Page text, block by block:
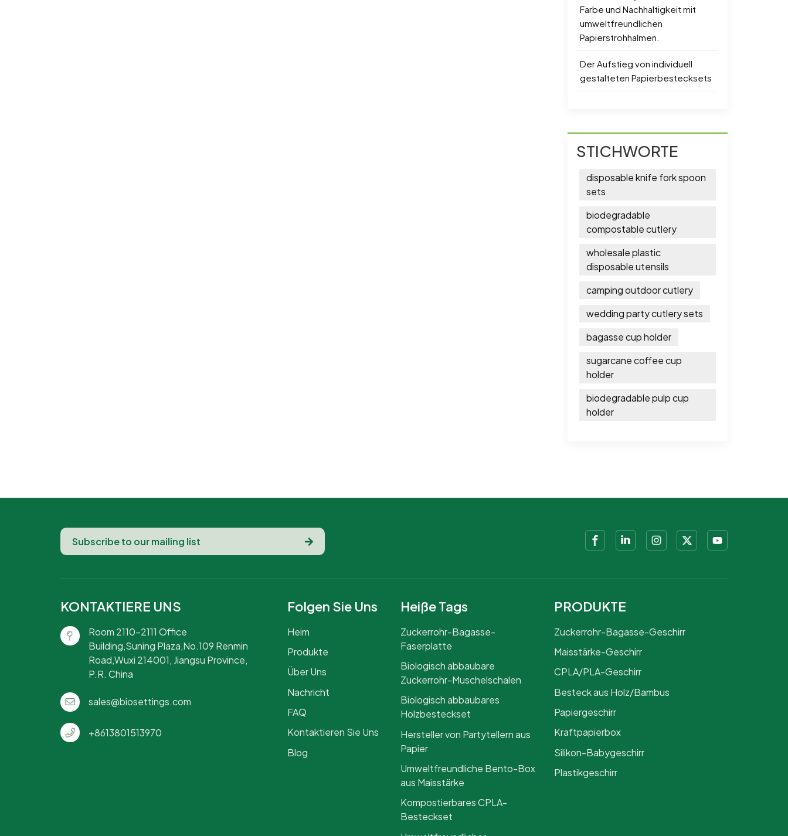
Farbe und Nachhaltigkeit mit
umweltfreundlichen
Papierstrohhalmen.
Der Aufstieg von individuell
gestalteten Papierbestecksets
STICHWORTE
disposable knife fork spoon
sets
biodegradable
compostable cutlery
wholesale plastic
disposable utensils
camping outdoor cutlery
wedding party cutlery sets
bagasse cup holder
sugarcane coffee cup
holder
biodegradable pulp cup
holder
KONTAKTIERE UNS
Room 2110-2111 Office
Building,Suning Plaza,No.109 Renmin
Road,Wuxi 214001, Jiangsu Province,
P.R. China
sales@biosettings.com
+8613801513970
Folgen Sie Uns
Heim
Produkte
Über Uns
Nachricht
FAQ
Kontaktieren Sie Uns
Blog
Heiße Tags
Zuckerrohr-Bagasse-
Faserplatte
Biologisch abbaubare
Zuckerrohr-Muschelschalen
Biologisch abbaubares
Holzbesteckset
Hersteller von Partytellern aus
Papier
Umweltfreundliche Bento-Box
aus Maisstärke
Kompostierbares CPLA-
Besteckset
PRODUKTE
Zuckerrohr-Bagasse-Geschirr
Maisstärke-Geschirr
CPLA/PLA-Geschirr
Besteck aus Holz/Bambus
Papiergeschirr
Kraftpapierbox
Silikon-Babygeschirr
Plastikgeschirr